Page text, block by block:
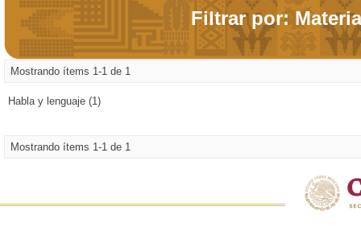
Filtrar por: Materia
Mostrando ítems 1-1 de 1
Habla y lenguaje (1)
Mostrando ítems 1-1 de 1